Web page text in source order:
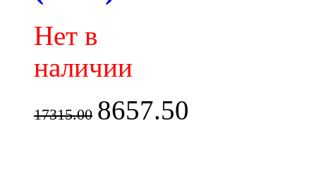
Нет в
наличии
17315.00 8657.50